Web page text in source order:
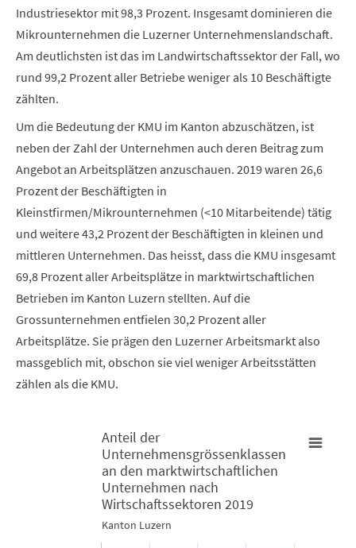
Industriesektor mit 98,3 Prozent. Insgesamt dominieren die
Mikrounternehmen die Luzerner Unternehmenslandschaft.
Am deutlichsten ist das im Landwirtschaftssektor der Fall, wo
rund 99,2 Prozent aller Betriebe weniger als 10 Beschäftigte
zählten.
Um die Bedeutung der KMU im Kanton abzuschätzen, ist
neben der Zahl der Unternehmen auch deren Beitrag zum
Angebot an Arbeitsplätzen anzuschauen. 2019 waren 26,6
Prozent der Beschäftigten in
Kleinstfirmen/Mikrounternehmen (<10 Mitarbeitende) tätig
und weitere 43,2 Prozent der Beschäftigten in kleinen und
mittleren Unternehmen. Das heisst, dass die KMU insgesamt
69,8 Prozent aller Arbeitsplätze in marktwirtschaftlichen
Betrieben im Kanton Luzern stellten. Auf die
Grossunternehmen entfielen 30,2 Prozent aller
Arbeitsplätze. Sie prägen den Luzerner Arbeitsmarkt also
massgeblich mit, obschon sie viel weniger Arbeitsstätten
zählen als die KMU.
Anteil der Unternehmensgrössenklassen an den
Bar chart with 4 data series.
Anteil der
Unternehmensgrössenklassen
an den marktwirtschaftlichen
Unternehmen nach
Wirtschaftssektoren 2019
Kanton Luzern